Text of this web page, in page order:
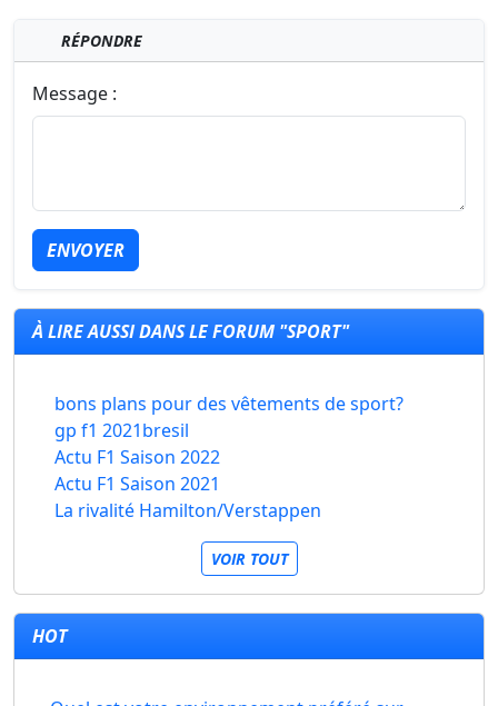
RÉPONDRE
Message :
ENVOYER
À LIRE AUSSI DANS LE FORUM "SPORT"
bons plans pour des vêtements de sport?
gp f1 2021bresil
Actu F1 Saison 2022
Actu F1 Saison 2021
La rivalité Hamilton/Verstappen
VOIR TOUT
HOT